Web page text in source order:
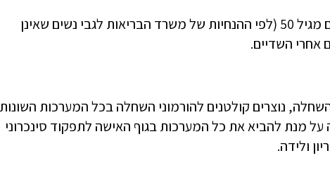
נגזר מכל האמור שבדיקות רוטיניות וממוגרפיה כל שנתיים מגיל 50 (לפי ההנחיות של משרד הבריאות לגבי נשים שאינן
אחרי השדיים.
נוצרים קולטנים להורמוני השחלה בכל המערכות
על מנת להביא את כל המערכות בגוף האישה לתפקוד סינכרוני
ולידה.